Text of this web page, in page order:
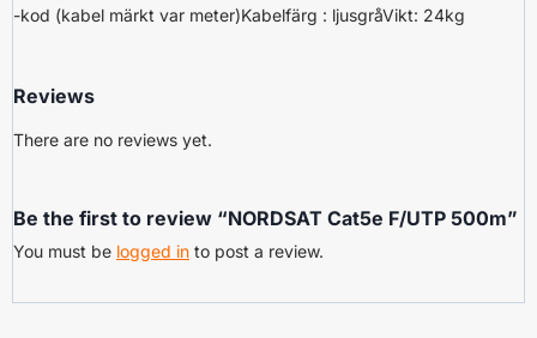
-kod (kabel märkt var meter)Kabelfärg : ljusgråVikt: 24kg
Reviews
There are no reviews yet.
Be the first to review “NORDSAT Cat5e F/UTP 500m”
You must be logged in to post a review.